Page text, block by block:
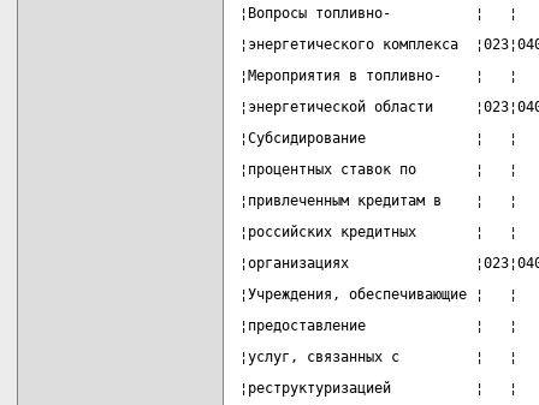
¦Вопросы топливно-
¦энергетического комплекса
¦Мероприятия в топливно-
¦энергетической области
¦Субсидирование             ¦
¦процентных ставок по
¦привлеченным кредитам в
¦российских кредитных
¦организациях
¦Учреждения,
¦предоставление             ¦
¦услуг, связанных с
¦реструктуризацией